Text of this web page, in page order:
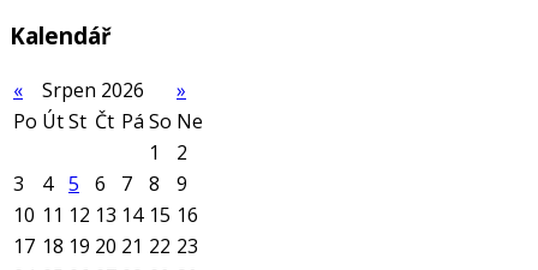
Kalendář
« Srpen 2026
»
Po ÚtSt Čt Pá So Ne
1
2
3
4 5 6 7 8
9
10 11 12 13 14 15 16
17 18 19 20 21 22 23